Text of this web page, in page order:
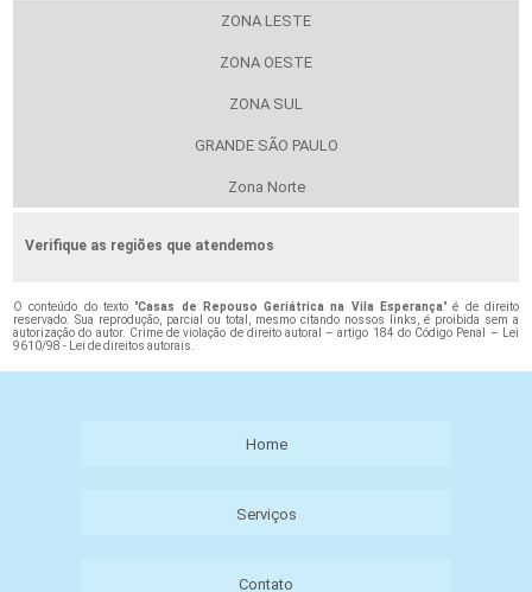
ZONA LESTE
ZONA OESTE
ZONA SUL
GRANDE SÃO PAULO
Zona Norte
Verifique as regiões que atendemos
O conteúdo do texto "Casas de Repouso Geriátrica na Vila Esperança" é de direito
reservado. Sua reprodução, parcial ou total, mesmo citando nossos links, é proibida sem a
autorização do autor. Crime de violação de direito autoral – artigo 184 do Código Penal –
Lei
9610/98 - Lei de direitos autorais
Home
Serviços
Contato